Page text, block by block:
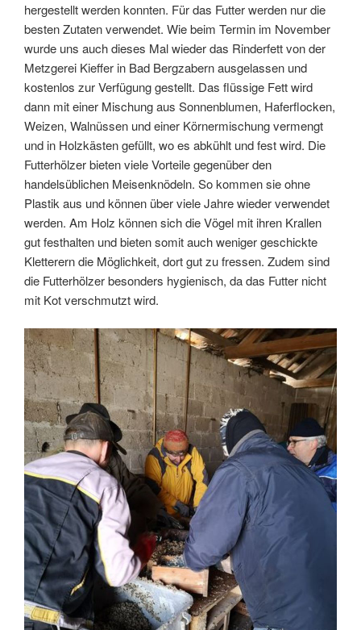
hergestellt werden konnten. Für das Futter werden nur die
besten Zutaten verwendet. Wie beim Termin im November
wurde uns auch dieses Mal wieder das Rinderfett von der
Metzgerei Kieffer in Bad Bergzabern ausgelassen und
kostenlos zur Verfügung gestellt. Das flüssige Fett wird
dann mit einer Mischung aus Sonnenblumen, Haferflocken,
Weizen, Walnüssen und einer Körnermischung vermengt
und in Holzkästen gefüllt, wo es abkühlt und fest wird. Die
Futterhölzer bieten viele Vorteile gegenüber den
handelsüblichen Meisenknödeln. So kommen sie ohne
Plastik aus und können über viele Jahre wieder verwendet
werden. Am Holz können sich die Vögel mit ihren Krallen
gut festhalten und bieten somit auch weniger geschickte
Kletterern die Möglichkeit, dort gut zu fressen. Zudem sind
die Futterhölzer besonders hygienisch, da das Futter nicht
mit Kot verschmutzt wird.